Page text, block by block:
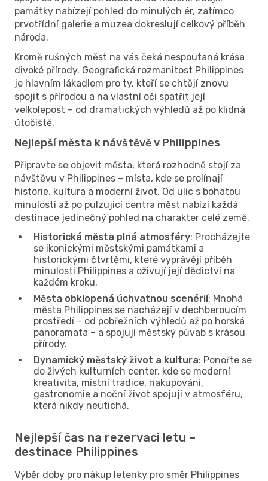
památky nabízejí pohled do minulých ér, zatímco
prvotřídní galerie a muzea dokreslují celkový příběh
národa.
Kromě rušných měst na vás čeká nespoutaná krása
divoké přírody. Geografická rozmanitost Philippines
je hlavním lákadlem pro ty, kteří se chtějí znovu
spojit s přírodou a na vlastní oči spatřit její
velkolepost – od dramatických výhledů až po klidná
útočiště.
Nejlepší města k návštěvě v Philippines
Připravte se objevit města, která rozhodně stojí za
návštěvu v Philippines – místa, kde se prolínají
historie, kultura a moderní život. Od ulic s bohatou
minulostí až po pulzující centra měst nabízí každá
destinace jedinečný pohled na charakter celé země.
Historická města plná atmosféry: Procházejte
se ikonickými městskými památkami a
historickými čtvrtěmi, které vyprávějí příběh
minulosti Philippines a oživují její dědictví na
každém kroku.
Města obklopená úchvatnou scenérií: Mnohá
města Philippines se nacházejí v dechberoucím
prostředí – od pobřežních výhledů až po horská
panoramata – a spojují městský půvab s krásou
přírody.
Dynamický městský život a kultura: Ponořte se
do živých kulturních center, kde se moderní
kreativita, místní tradice, nakupování,
gastronomie a noční život spojují v atmosféru,
která nikdy neutichá.
Nejlepší čas na rezervaci letu –
destinace Philippines
Výběr doby pro nákup letenky pro směr Philippines